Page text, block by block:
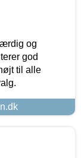
og
god
til alle